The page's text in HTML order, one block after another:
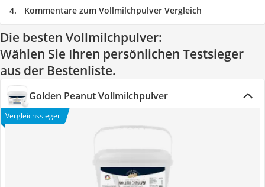
Kommentare zum Vollmilchpulver Vergleich
Die besten Vollmilchpulver:
Wählen Sie Ihren persönlichen Testsieger
aus der Bestenliste.
Golden Peanut Vollmilchpulver
Vergleichssieger